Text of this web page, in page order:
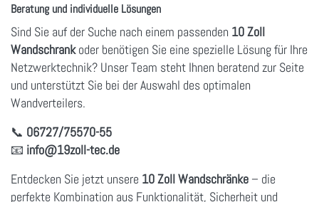
Beratung und individuelle Lösungen
Sind Sie auf der Suche nach einem passenden 10 Zoll
Wandschrankoder benötigen Sie eine spezielle Lösung für Ihre
Netzwerktechnik? Unser Team steht Ihnen beratend zur Seite
und unterstützt Sie bei der Auswahl des optimalen
Wandverteilers.
📞 06727/75570-55
📧 info@19zoll-tec.de
Entdecken Sie jetzt unsere 10 Zoll Wandschränke – die
perfekte Kombination aus Funktionalität, Sicherheit und